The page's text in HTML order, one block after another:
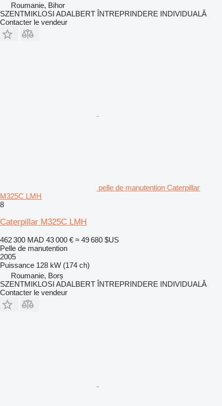
Roumanie, Bihor
SZENTMIKLOSI ADALBERT ÎNTREPRINDERE INDIVIDUALĂ
Contacter le vendeur
pelle de manutention Caterpillar
M325C LMH
8
Caterpillar M325C LMH
462 300 MAD 43 000 € ≈ 49 680 $US
Pelle de manutention
2005
Puissance 128 kW (174 ch)
Roumanie, Borș
SZENTMIKLOSI ADALBERT ÎNTREPRINDERE INDIVIDUALĂ
Contacter le vendeur